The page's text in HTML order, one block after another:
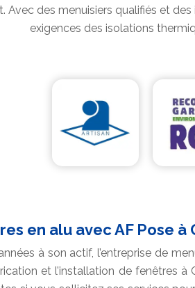
Avec des menuisiers qualifiés et
exigences des isolations
en alu avec AF Pose à
à son actif, l’entreprise de
et l’installation de fenêtres à